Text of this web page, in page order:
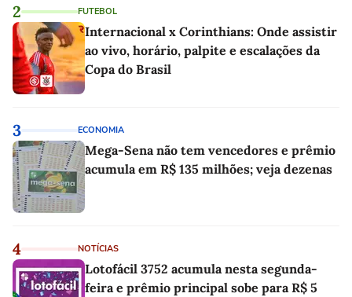
2 FUTEBOL
Internacional x Corinthians: Onde assistir
ao vivo, horário, palpite e escalações da
Copa do Brasil
3 ECONOMIA
Mega-Sena não tem vencedores e prêmio
acumula em R$ 135 milhões; veja dezenas
4 NOTÍCIAS
Lotofácil 3752 acumula nesta segunda-
feira e prêmio principal sobe para R$ 5